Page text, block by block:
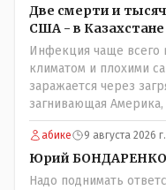
население
Две смерти и
США - в
Инфекция чаще всего
климатом и плохими
заражается через
загнивающая
грязная вода,
мигранты и прочее..
негде..
абике 9 августа 2026
Юрий БОНДАРЕНКО:
Надо поднимать